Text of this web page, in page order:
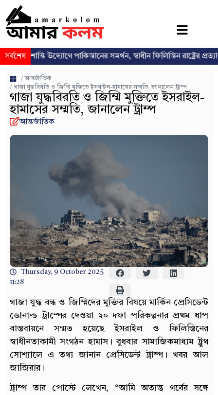
সর্বশেষউদ্যোগে পাকিস্তানের সমর্থন, স্বাধীন ফিলিস্তিন রাষ্ট্রের প্রত্যাশা
/আন্তর্জাতিক
/ গাজা যুদ্ধবিরতি ও জিম্মি মুক্তিতে ইসরাইল-হামাসের সম্মতি, জানালেন ট্রাম্প
গাজা যুদ্ধবিরতি ও জিম্মি মুক্তিতে ইসরাইল-
হামাসের সম্মতি, জানালেন ট্রাম্প
আন্তর্জাতিক
Thursday, 9 October 2025
11:28
গাজা যুদ্ধ বন্ধ ও জিম্মিদের মুক্তির বিষয়ে মার্কিন প্রেসিডেন্ট
ডোনাল্ড ট্রাম্পের দেওয়া ২০ দফা পরিকল্পনার প্রথম ধাপ
বাস্তবায়নে সম্মত হয়েছে ইসরাইল ও ফিলিস্তিনের
স্বাধীনতাকামী সংগঠন হামাস। বুধবার সামাজিকমাধ্যম ট্রুথ
সোশ্যালে এ তথ্য জানান প্রেসিডেন্ট ট্রাম্প। খবর আল
জাজিরার।
ট্রাম্প তার পোস্টে লেখেন, “আমি অত্যন্ত গর্বের সঙ্গে